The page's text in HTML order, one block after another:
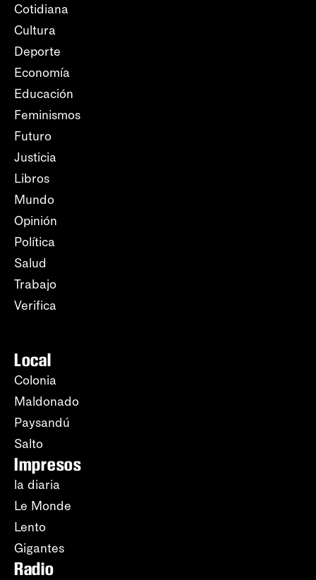
Cotidiana
Cultura
Deporte
Economía
Educación
Feminismos
Futuro
Justicia
Libros
Mundo
Opinión
Política
Salud
Trabajo
Verifica
Local
Colonia
Maldonado
Paysandú
Salto
Impresos
la diaria
Le Monde
Lento
Gigantes
Radio